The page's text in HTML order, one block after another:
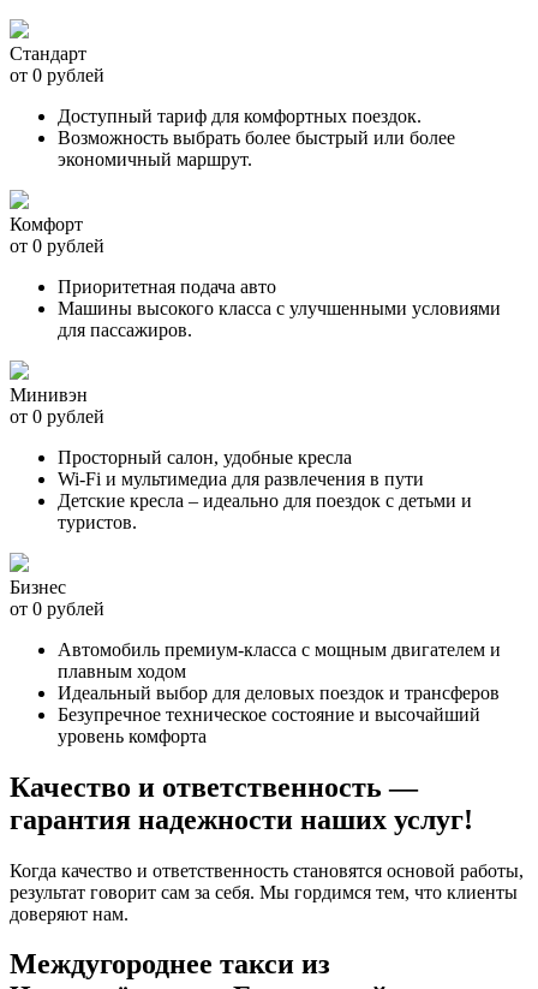
Стандарт
от 0 рублей
Доступный тариф для комфортных поездок.
Возможность выбрать более быстрый или более
экономичный маршрут.
Комфорт
от 0 рублей
Приоритетная подача авто
Машины высокого класса с улучшенными условиями
для пассажиров.
Минивэн
от 0 рублей
Просторный салон, удобные кресла
Wi-Fi и мультимедиа для развлечения в пути
Детские кресла – идеально для поездок с детьми и
туристов.
Бизнес
от 0 рублей
Автомобиль премиум-класса с мощным двигателем и
плавным ходом
Идеальный выбор для деловых поездок и трансферов
Безупречное техническое состояние и высочайший
уровень комфорта
Качество и ответственность —
гарантия надежности наших услуг!
Когда качество и ответственность становятся основой работы,
результат говорит сам за себя. Мы гордимся тем, что клиенты
доверяют нам.
Междугороднее такси из